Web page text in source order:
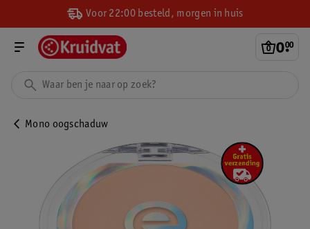
Voor 22:00 besteld, morgen in huis
0.
00
Mono oogschaduw